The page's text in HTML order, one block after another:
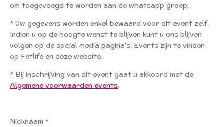
om toegevoegd te worden aan de whatsapp groep.
* Uw gegevens worden enkel bewaard voor dit event zelf.
Indien u op de hoogte wenst te blijven kunt u ons blijven
volgen op de social media pagina's. Events zijn te vinden
op Fetlife en deze website.
* Bij inschrijving van dit event gaat u akkoord met de
Algemene voorwaarden events.
Nicknaam *